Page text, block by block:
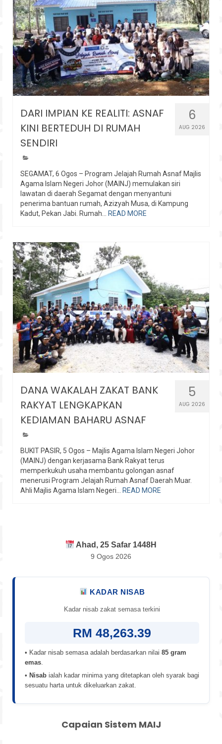
6
AUG 2026
DARI IMPIAN KE REALITI: ASNAF
KINI BERTEDUH DI RUMAH
SENDIRI
SEGAMAT, 6 Ogos – Program Jelajah Rumah Asnaf Majlis
Agama Islam Negeri Johor (MAINJ) memulakan siri
lawatan di daerah Segamat dengan menyantuni
penerima bantuan rumah, Azizyah Musa, di Kampung
Kadut, Pekan Jabi. Rumah...
READ MORE
5
AUG 2026
DANA WAKALAH ZAKAT BANK
RAKYAT LENGKAPKAN
KEDIAMAN BAHARU ASNAF
BUKIT PASIR, 5 Ogos – Majlis Agama Islam Negeri Johor
(MAINJ) dengan kerjasama Bank Rakyat terus
memperkukuh usaha membantu golongan asnaf
menerusi Program Jelajah Rumah Asnaf Daerah Muar.
Ahli Majlis Agama Islam Negeri...
READ MORE
Ahad, 25 Safar 1448H
9 Ogos 2026
KADAR NISAB
Kadar nisab zakat semasa terkini
RM 48,263.39
• Kadar nisab semasa adalah berdasarkan nilai 85 gram
emas
• Nisab ialah kadar minima yang ditetapkan oleh syarak bagi
sesuatu harta untuk dikeluarkan zakat.
Capaian Sistem MAIJ